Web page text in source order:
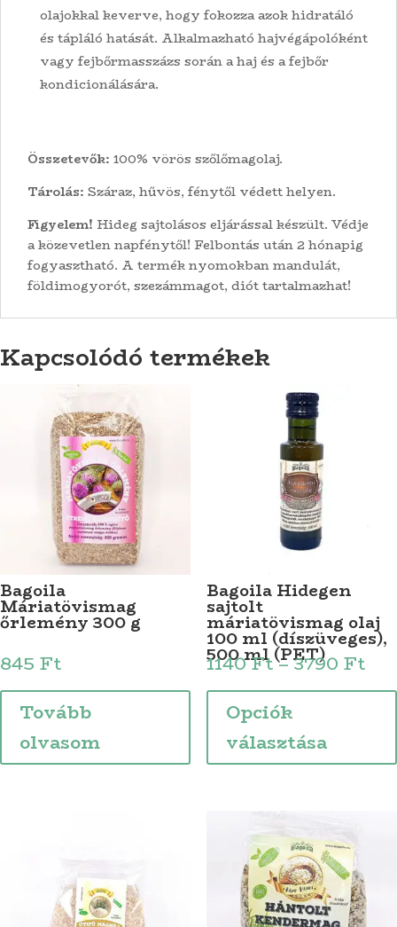
olajokkal keverve, hogy fokozza azok hidratáló
és tápláló hatását. Alkalmazható hajvégápolóként
vagy fejbőrmasszázs során a haj és a fejbőr
kondicionálására.
Összetevők: 100% vörös szőlőmagolaj.
Tárolás: Száraz, hűvös, fénytől védett helyen.
Figyelem! Hideg sajtolásos eljárással készült. Védje
a közevetlen napfénytől! Felbontás után 2 hónapig
fogyasztható. A termék nyomokban mandulát,
földimogyorót, szezámmagot, diót tartalmazhat!
Kapcsolódó termékek
Bagoila
Máriatövismag
őrlemény 300 g
845 Ft
Tovább
olvasom
Bagoila Hidegen
sajtolt
máriatövismag olaj
100 ml (díszüveges),
500 ml (PET)
1140Ft–3790 Ft
-
Opciók
választása